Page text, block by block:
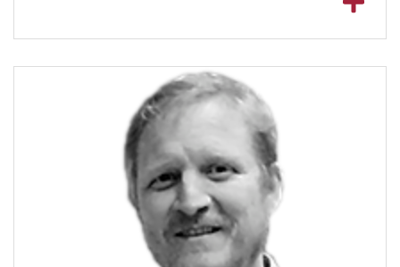
Docente de grado y posgrado en la Universidad Blas
Organizaciones del Instituto de Desarrollo Sostenible de
UBP. Autora del libro Gestión del Desarrollo Sostenible y
de investigaciones y publicaciones académicas. Se ha
desempeñado profesionalmente en los sectores público,
privado, OSC como consultora y capacitadora
especializada. [/ubp_show_more]